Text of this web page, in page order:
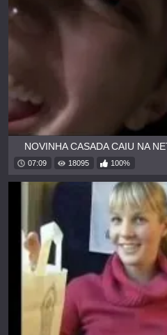
NOVINHA CASADA CAIU NA
07:09 18095 100%